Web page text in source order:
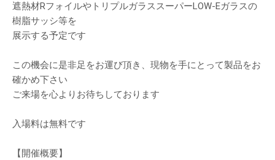
遮熱材RフォイルやトリプルガラススーパーLOW-Eガラスの
樹脂サッシ等を
展示する予定です
この機会に是非足をお運び頂き、現物を手にとって製品をお
確かめ下さい
ご来場を心よりお待ちしております
入場料は無料です
【開催概要】